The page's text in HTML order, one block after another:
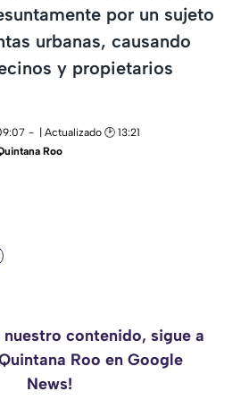
por un sujeto
urbanas, causando
y propietarios
| Actualizado 🕑 13:21
Roo
nuestro contenido, sigue a
Roo en Google
News!